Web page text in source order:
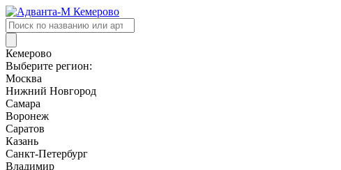
Поиск
товаров
Кемерово
Выберите регион:
Москва
Нижний Новгород
Самара
Воронеж
Саратов
Казань
Санкт-Петербург
Владимир